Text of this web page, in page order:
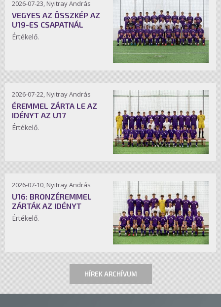
2026-07-23, Nyitray András
VEGYES AZ ÖSSZKÉP AZ
U19-ES CSAPATNÁL
Értékelő.
2026-07-22, Nyitray András
ÉREMMEL ZÁRTA LE AZ
IDÉNYT AZ U17
Értékelő.
2026-07-10, Nyitray András
U16: BRONZÉREMMEL
ZÁRTÁK AZ IDÉNYT
Értékelő.
HÍREK ARCHÍVUM